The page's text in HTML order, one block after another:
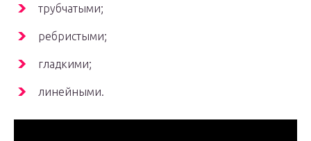
трубчатыми;
ребристыми;
гладкими;
линейными.